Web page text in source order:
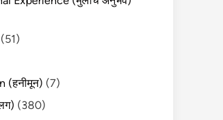
(51)
(हनीमून) (7)
(380)